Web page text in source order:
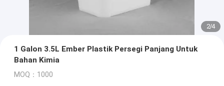
2/4
1 Galon 3.5L Ember Plastik Persegi Panjang Untuk
Bahan Kimia
MOQ：1000